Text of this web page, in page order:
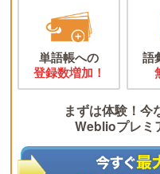
単語帳への
登録数増加！
語
まずは体験！今
Weblioプレミ